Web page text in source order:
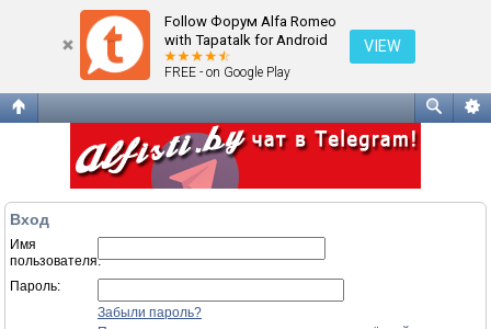
Follow Форум Alfa Romeo
with Tapatalk for Android
FREE - on Google Play
VIEW
Вход
Имя
пользователя:
Пароль:
Забыли пароль?